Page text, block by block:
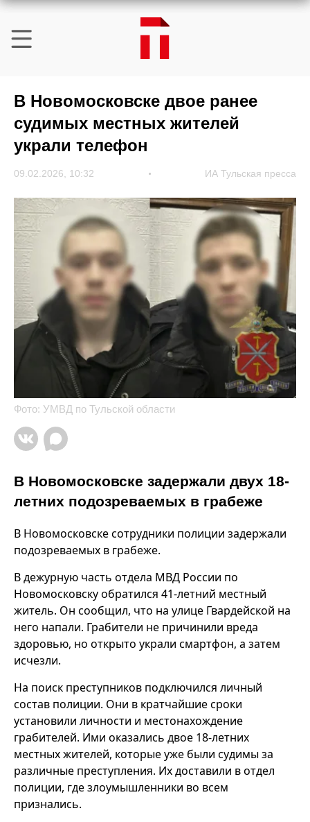
В Новомосковске двое ранее
судимых местных жителей
украли телефон
09.02.2026, 10:32 ИА Тульская пресса
Фото: УМВД по Тульской области
В Новомосковске задержали двух 18-
летних подозреваемых в грабеже
В Новомосковске сотрудники полиции задержали
подозреваемых в грабеже.
В дежурную часть отдела МВД России по
Новомосковску обратился 41-летний местный
житель. Он сообщил, что на улице Гвардейской на
него напали. Грабители не причинили вреда
здоровью, но открыто украли смартфон, а затем
исчезли.
На поиск преступников подключился личный
состав полиции. Они в кратчайшие сроки
установили личности и местонахождение
грабителей. Ими оказались двое 18-летних
местных жителей, которые уже были судимы за
различные преступления. Их доставили в отдел
полиции, где злоумышленники во всем
признались.